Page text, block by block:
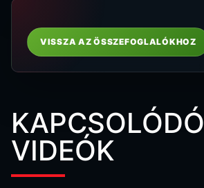
VISSZA AZ ÖSSZEFOGLALÓKHOZ
KAPCSOLÓDÓ
VIDEÓK